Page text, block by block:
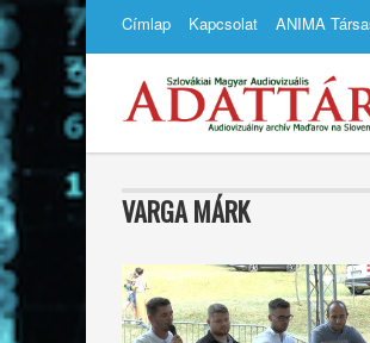
Címlap Kapcsolat ANIMA
VARGA MÁRK